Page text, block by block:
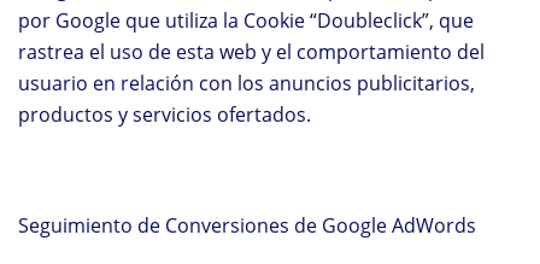
por Google que utiliza la Cookie “Doubleclick”, que
rastrea el uso de esta web y el comportamiento del
usuario en relación con los anuncios publicitarios,
productos y servicios ofertados.
Seguimiento de Conversiones de Google AdWords